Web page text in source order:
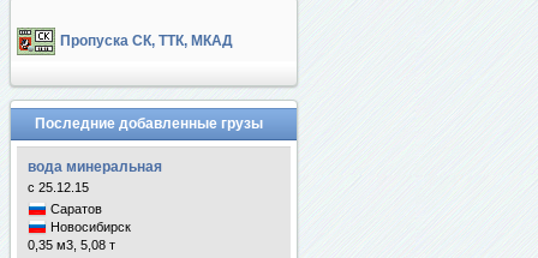
Пропуска СК, ТТК, МКАД
Последние добавленные грузы
вода минеральная
с 25.12.15
Саратов
Новосибирск
0,35 м3, 5,08 т